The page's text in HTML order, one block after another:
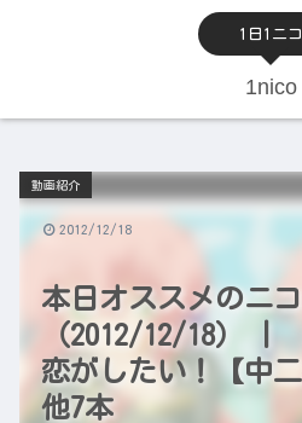
1日1ニコ
1nico
本日オススメのニ
（2012/12/18） |
恋がしたい！【中二
他7本
動画紹介
2012/12/18